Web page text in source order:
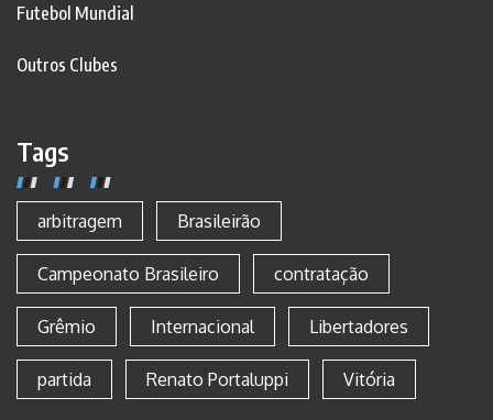
Futebol Mundial
Outros Clubes
Tags
arbitragem Brasileirão
Campeonato Brasileiro contratação
Grêmio Internacional Libertadores
partida Renato Portaluppi Vitória